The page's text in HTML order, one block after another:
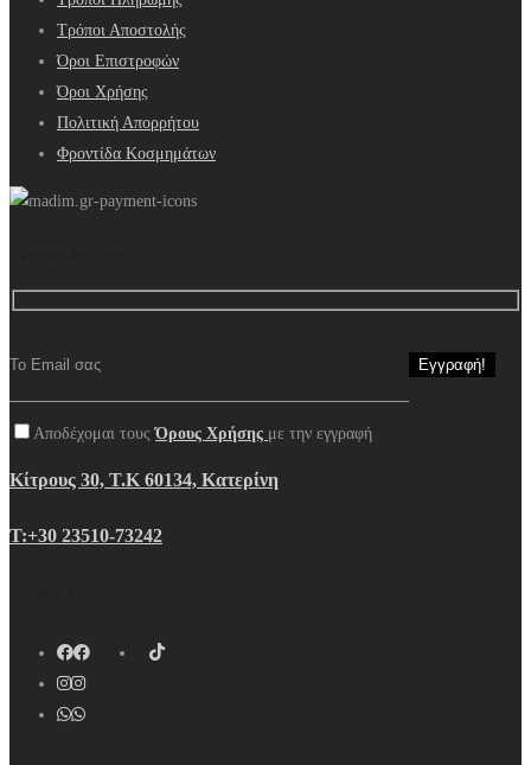
Τρόποι Αποστολής
Όροι Επιστροφών
Όροι Χρήσης
Πολιτική Απορρήτου
Φροντίδα Κοσμημάτων
Αποδέχομαι τουςΌρους Χρήσης με την εγγραφή
Κίτρους 30, Τ.Κ 60134, Κατερίνη
Τ:+30 23510-73242